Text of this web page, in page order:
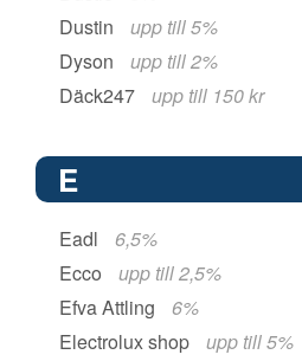
Dustin
upp till 5%
Dyson
upp till 2%
Däck247
upp till 150 kr
E
Eadl
6,5%
Ecco
upp till 2,5%
Efva Attling
6%
Electrolux shop
upp till 5%